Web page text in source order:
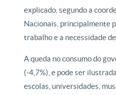
explicado, segundo a
Nacionais, principalmente
trabalho e a necessidade
A queda no consumo do
(-4,7%), e pode ser
escolas, universidades,